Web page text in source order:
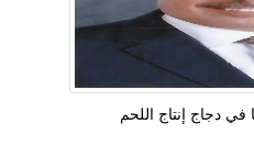
في دجاج إنتاج اللحم